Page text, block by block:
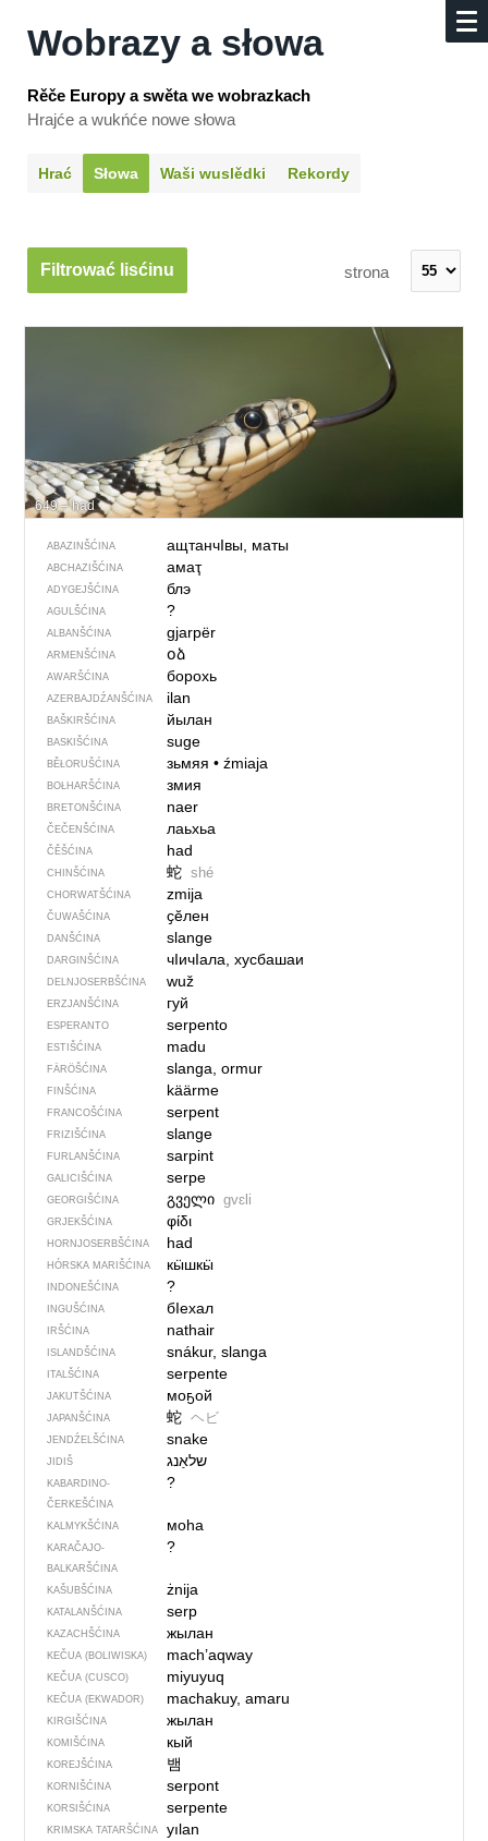
Wobrazy a słowa
Rěče Europy a swěta we wobrazkach
Hrajće a wukńće nowe słowa
Hrać Słowa Waši wuslědki Rekordy
Filtrować lisćinu strona
649 – had
ABAZINŠĆINA ащтанчIвы, маты
ABCHAZIŠĆINA амаҭ
ADYGEJŠĆINA блэ
AGULŠĆINA ?
ALBANŠĆINA gjarpër
ARMENŠĆINA օձ
AWARŠĆINA борохь
AZERBAJDŹANŠĆINA ilan
BAŠKIRŠĆINA йылан
BASKIŠĆINA suge
BĚŁORUŠĆINA зьмяя• źmiaja
BOŁHARŠĆINA змия
BRETONŠĆINA naer
ČEČENŠĆINA лаьхьа
ČĚŠĆINA had
CHINŠĆINA 蛇 shé
CHORWATŠĆINA zmija
ČUWAŠĆINA ҫӗлен
DANŠĆINA slange
DARGINŠĆINA чIичIала, хусбашаи
DELNJOSERBŠĆINA wuž
ERZJANŠĆINA гуй
ESPERANTO serpento
ESTIŠĆINA madu
FÄRÖŠĆINA slanga, ormur
FINŠĆINA käärme
FRANCOŠĆINA serpent
FRIZIŠĆINA slange
FURLANŠĆINA sarpint
GALICIŠĆINA serpe
GEORGIŠĆINA გველი gvɛli
GRJEKŠĆINA φίδι
HORNJOSERBŠĆINA had
HÓRSKA MARIŠĆINA кӹшкӹ
INDONEŠĆINA ?
INGUŠĆINA бIехал
IRŠĆINA nathair
ISLANDŠĆINA snákur, slanga
ITALŠĆINA serpente
JAKUTŠĆINA моҕой
JAPANŠĆINA 蛇 ヘビ
JENDŹELŠĆINA snake
JIDIŠ
KABARDINO-
ČERKEŠĆINA
?
KALMYKŠĆINA моһа
KARAČAJO-
BALKARŠĆINA
?
KAŠUBŠĆINA żnija
KATALANŠĆINA serp
KAZACHŠĆINA жылан
KEČUA (BOLIWISKA) mach’aqway
KEČUA (CUSCO) miyuyuq
KEČUA (EKWADOR) machakuy, amaru
KIRGIŠĆINA жылан
KOMIŠĆINA кый
KOREJŠĆINA 뱀
KORNIŠĆINA serpont
KORSIŠĆINA serpente
KRIMSKA TATARŠĆINA yılan